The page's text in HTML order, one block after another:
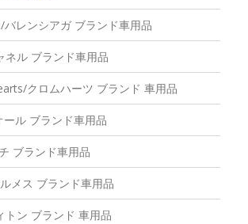
レンシアガ ブランド車用品
ネル ブランド車用品
クロムハーツ ブランド 車用品
ル ブランド車用品
ブランド車用品
メス ブランド車用品
トン ブランド 車用品